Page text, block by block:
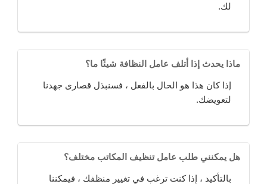
لك.
ماذا يحدث إذا أتلف عامل النظافة شيئًا ما؟
إذا كان هذا هو الحال بالفعل ، فسنبذل قصارى جهدنا
لتعويضك.
هل يمكنني طلب عامل تنظيف المكاتب مختلف؟
بالتأكيد ، إذا كنت ترغب في تغيير منظفك ، فيمكننا